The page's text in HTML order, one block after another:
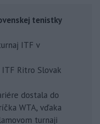
tenistky
ITF v
Ritro Slovak
dostala do
WTA, vďaka
turnaji